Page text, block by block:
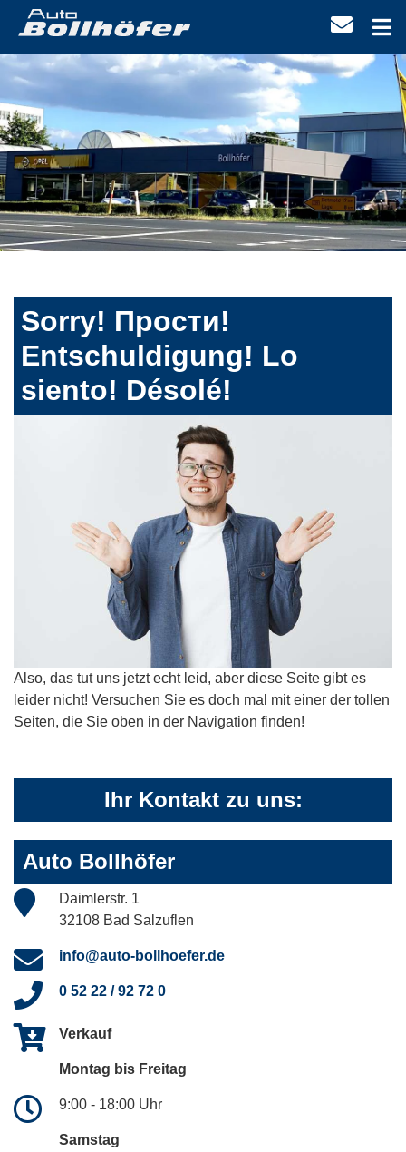
Sorry! Прости!
Entschuldigung! Lo
siento! Désolé!
Also, das tut uns jetzt echt leid, aber diese Seite gibt es
leider nicht! Versuchen Sie es doch mal mit einer der tollen
Seiten, die Sie oben in der Navigation finden!
Ihr Kontakt zu uns:
Auto Bollhöfer
Daimlerstr. 1
32108 Bad Salzuflen
info@auto-bollhoefer.de
0 52 22 / 92 72 0
Verkauf
Montag bis Freitag
9:00 - 18:00 Uhr
Samstag